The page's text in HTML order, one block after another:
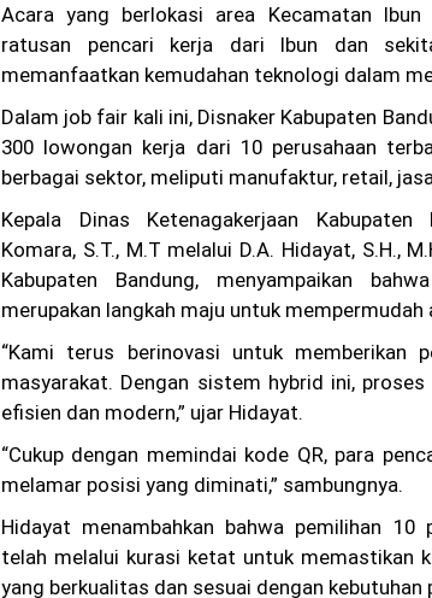
Acara yang berlokasi area Kecamatan
ratusan pencari kerja dari Ibun dan
memanfaatkan kemudahan teknologi dalam
Dalam job fair kali ini, Disnaker Kabupaten
300 lowongan kerja dari 10 perusahaan
berbagai sektor, meliputi manufaktur, retail,
Kepala Dinas Ketenagakerjaan Kabupaten
Komara, S.T., M.T melalui D.A. Hidayat, S.H.,
Kabupaten Bandung, menyampaikan
merupakan langkah maju untuk mempermudah
“Kami terus berinovasi untuk memberikan
masyarakat. Dengan sistem hybrid ini,
efisien dan modern,” ujar Hidayat.
“Cukup dengan memindai kode QR, para
melamar posisi yang diminati,” sambungnya.
Hidayat menambahkan bahwa pemilihan 10
telah melalui kurasi ketat untuk memastikan
yang berkualitas dan sesuai dengan kebutuhan